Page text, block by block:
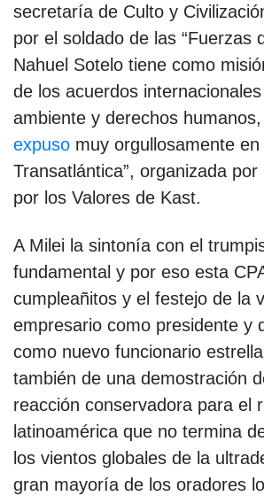
secretaría de Culto y
por el soldado de las “Fuerzas
Nahuel Sotelo tiene como
de los acuerdos
ambiente y derechos humanos,
expuso muy orgullosamente en
Transatlántica”, organizada
por los Valores de Kast.
A Milei la sintonía con el
fundamental y por eso esta
cumpleañitos y el festejo de la
empresario como presidente y
como nuevo funcionario
también de una demostración
reacción conservadora para el
latinoamérica que no termina
los vientos globales de la
gran mayoría de los oradores